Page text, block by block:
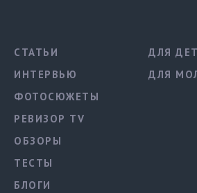
СТАТЬИ
ИНТЕРВЬЮ
ФОТОСЮЖЕТЫ
РЕВИЗОР TV
ОБЗОРЫ
ТЕСТЫ
БЛОГИ
ДЛЯ
ДЛЯ